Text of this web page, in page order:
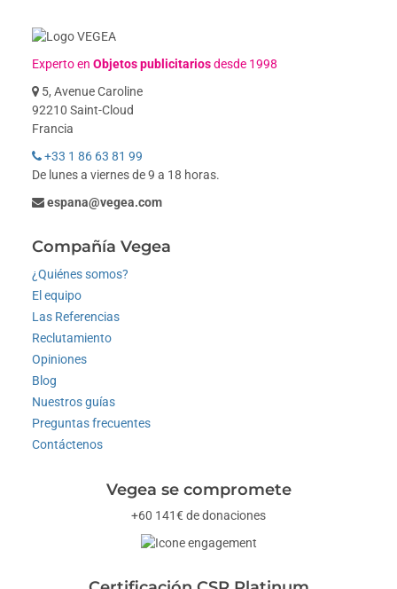
Experto enObjetos publicitariosdesde 1998
5, Avenue Caroline
92210 Saint-Cloud
Francia
+33 1 86 63 81 99
De lunes a viernes de 9 a 18 horas.
espana@vegea.com
Compañía Vegea
¿Quiénes somos?
El equipo
Las Referencias
Reclutamiento
Opiniones
Blog
Nuestros guías
Preguntas frecuentes
Contáctenos
Vegea se compromete
+60 141€ de donaciones